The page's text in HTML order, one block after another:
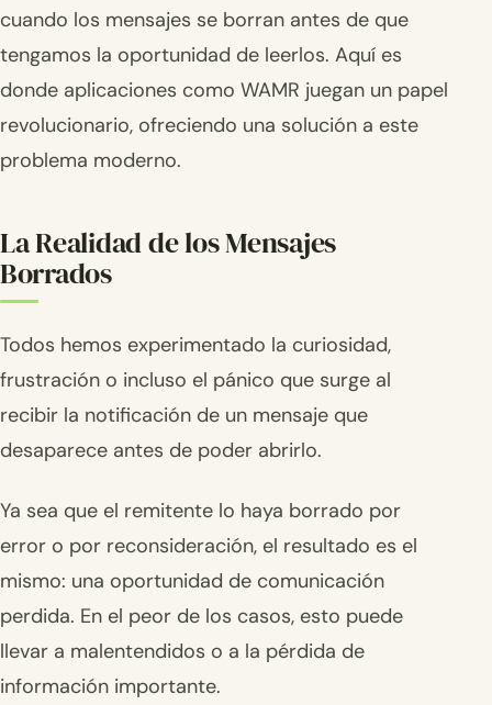
cuando los mensajes se borran antes de que
tengamos la oportunidad de leerlos. Aquí es
donde aplicaciones como WAMR juegan un papel
revolucionario, ofreciendo una solución a este
problema moderno.
La Realidad de los Mensajes
Borrados
Todos hemos experimentado la curiosidad,
frustración o incluso el pánico que surge al
recibir la notificación de un mensaje que
desaparece antes de poder abrirlo.
Ya sea que el remitente lo haya borrado por
error o por reconsideración, el resultado es el
mismo: una oportunidad de comunicación
perdida. En el peor de los casos, esto puede
llevar a malentendidos o a la pérdida de
información importante.